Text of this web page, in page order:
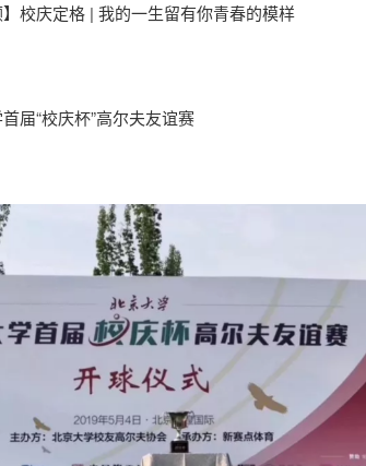
】校庆定格 | 我的一生留有你青春的模样
“校庆杯”高尔夫友谊赛